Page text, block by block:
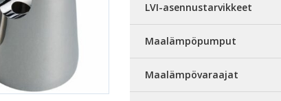
LVI-asennustarvikkeet
Maalämpöpumput
Maalämpövaraajat